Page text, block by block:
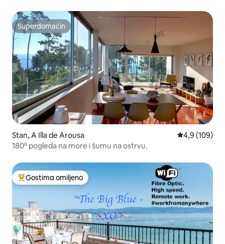
Superdomaćin
Superdomaćin
Stan, A Illa de Arousa Prosečna
4,9 (109)
180º pogleda na more i šumu na ostrvu.
Najuspešniji među gostima omiljenim
Gostima omiljeno